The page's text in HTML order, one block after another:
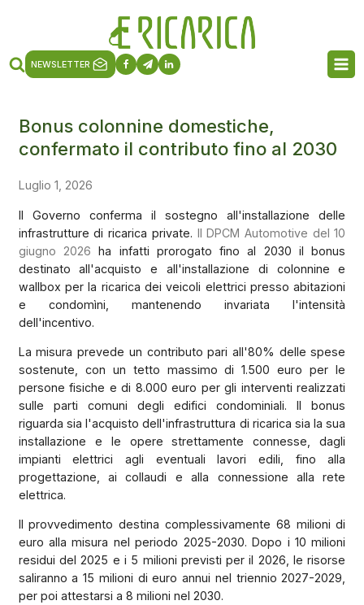
NEWSLETTER
Bonus colonnine domestiche,
confermato il contributo fino al 2030
Luglio 1, 2026
Il Governo conferma il sostegno all'installazione delle
infrastrutture di ricarica private. Il DPCM Automotive del 10
giugno 2026 ha infatti prorogato fino al 2030 il bonus
destinato all'acquisto e all'installazione di colonnine e
wallbox per la ricarica dei veicoli elettrici presso abitazioni
e condomìni, mantenendo invariata l'intensità
dell'incentivo.
La misura prevede un contributo pari all'80% delle spese
sostenute, con un tetto massimo di 1.500 euro per le
persone fisiche e di 8.000 euro per gli interventi realizzati
sulle parti comuni degli edifici condominiali. Il bonus
riguarda sia l'acquisto dell'infrastruttura di ricarica sia la sua
installazione e le opere strettamente connesse, dagli
impianti elettrici agli eventuali lavori edili, fino alla
progettazione, ai collaudi e alla connessione alla rete
elettrica.
Il provvedimento destina complessivamente 68 milioni di
euro alla misura nel periodo 2025-2030. Dopo i 10 milioni
residui del 2025 e i 5 milioni previsti per il 2026, le risorse
saliranno a 15 milioni di euro annui nel triennio 2027-2029,
per poi attestarsi a 8 milioni nel 2030.